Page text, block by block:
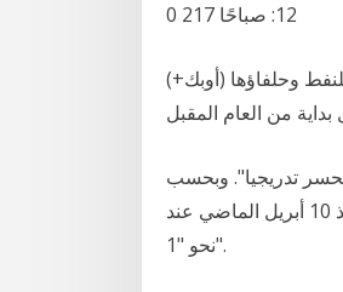
12: صباحًا 217 0
المصدرة للنفط وحلفاؤها (أوبك+)
تدريجيا". وبحسب
تجميع لسلطات الصحة السويدية، كان معدل الاستنساخ في السويد مستقرا نسبيا منذ 10 أبريل الماضي عند
نحو "1".